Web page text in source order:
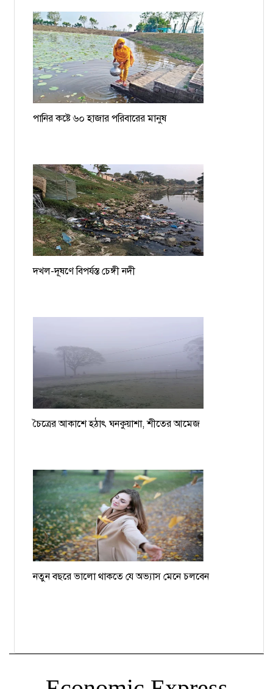
পানির কষ্টে ৬০ হাজার পরিবারের মানুষ
দখল-দূষণে বিপর্যস্ত চেঙ্গী নদী
চৈত্রের আকাশে হঠাৎ ঘনকুয়াশা, শীতের আমেজ
নতুন বছরে ভালো থাকতে যে অভ্যাস মেনে চলবেন